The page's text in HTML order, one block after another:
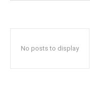
No posts to display